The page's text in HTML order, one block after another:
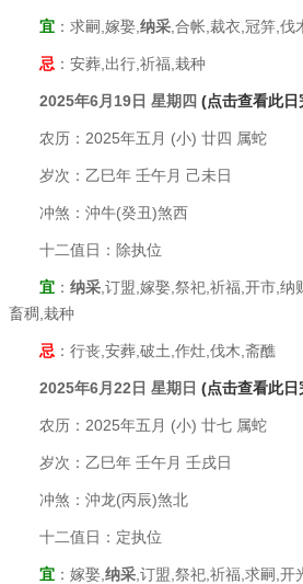
宜 ：求嗣,嫁娶, 纳采 ,合帐,裁衣,冠笄,
忌 ：安葬,出行,祈福,栽种
2025年6月19日 星期四 (点击查看此日
农历：2025年五月 (小) 廿四 属蛇
岁次：乙巳年 壬午月 己未日
冲煞：沖牛(癸丑)煞西
十二值日：除执位
宜 ： 纳采 ,订盟,嫁娶,祭祀,祈福,开市,
畜稠,栽种
忌 ：行丧,安葬,破土,作灶,伐木,斋醮
2025年6月22日 星期日 (点击查看此日
农历：2025年五月 (小) 廿七 属蛇
岁次：乙巳年 壬午月 壬戌日
冲煞：沖龙(丙辰)煞北
十二值日：定执位
宜 ：嫁娶, 纳采 ,订盟,祭祀,祈福,求嗣,